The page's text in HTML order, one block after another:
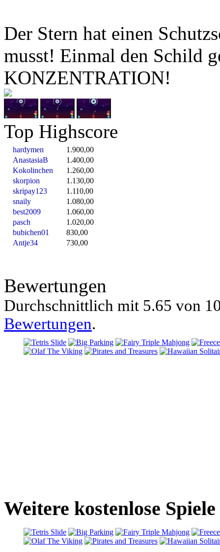
Der Stern hat einen
musst! Einmal den Schild
KONZENTRATION!
Top Highscore
hardymen
1.900,00
AnastasiaB
1.400,00
Kokolinchen
1.260,00
skorpion
1.130,00
skripay123
1.110,00
snaily
1.080,00
best2009
1.060,00
pasch
1.020,00
bubichen01
830,00
Antje34
730,00
Bewertungen
Durchschnittlich mit 5.65 von
Bewertungen.
Weitere kostenlose